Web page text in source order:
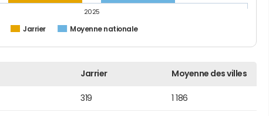
Jarrier Moyenne nationale
2025
Jarrier Moyenne des villes
319 1 186